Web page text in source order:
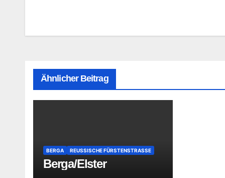
Ähnlicher Beitrag
BERGA REUSSISCHE FÜRSTENSTRASSE
Berga/Elster